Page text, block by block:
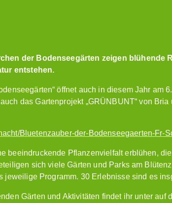
der Bodenseegärten zeigen blühende
entstehen.
öffnet auch in diesem Jahr am
das Gartenprojekt „GRÜNBUNT“ von
Bluetenzauber-der-Bodenseegaerten-Fr-
beeindruckende Pflanzenvielfalt erblühen,
sich viele Gärten und Parks am
jeweilige Programm. 30 Erlebnisse sind es
Gärten und Aktivitäten findet ihr unter auf